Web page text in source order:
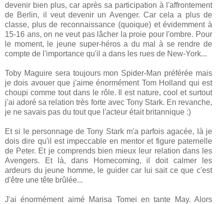
devenir bien plus, car après sa participation à l'affrontement
de Berlin, il veut devenir un Avenger. Car cela a plus de
classe, plus de reconnaissance (quoique) et évidemment à
15-16 ans, on ne veut pas lâcher la proie pour l'ombre. Pour
le moment, le jeune super-héros a du mal à se rendre de
compte de l'importance qu'il a dans les rues de New-York...
Toby Maguire sera toujours mon Spider-Man préférée mais
je dois avouer que j'aime énormément Tom Holland qui est
choupi comme tout dans le rôle. Il est nature, cool et surtout
j'ai adoré sa relation très forte avec Tony Stark. En revanche,
je ne savais pas du tout que l'acteur était britannique :)
Et si le personnage de Tony Stark m'a parfois agacée, là je
dois dire qu'il est impeccable en mentor et figure paternelle
de Peter. Et je comprends bien mieux leur relation dans les
Avengers. Et là, dans Homecoming, il doit calmer les
ardeurs du jeune homme, le guider car lui sait ce que c'est
d'être une tête brûlée...
J'ai énormément aimé Marisa Tomei en tante May. Alors